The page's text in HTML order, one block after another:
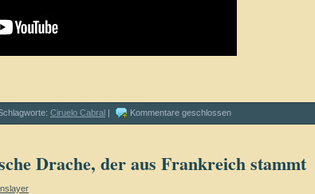
Ciruelo Cabral Kommentare geschlossen
Drache, der aus Frankreich stammt